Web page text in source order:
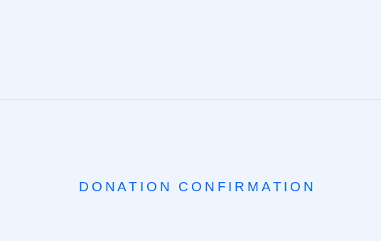
DONATION CONFIRMATION